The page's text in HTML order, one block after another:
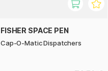
FISHER SPACE PEN
Cap-O-Matic Dispatchers